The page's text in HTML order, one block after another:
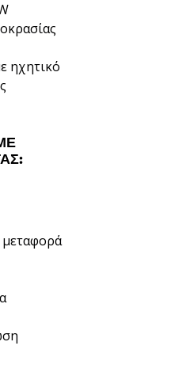
ηχητικό
μεταφορά